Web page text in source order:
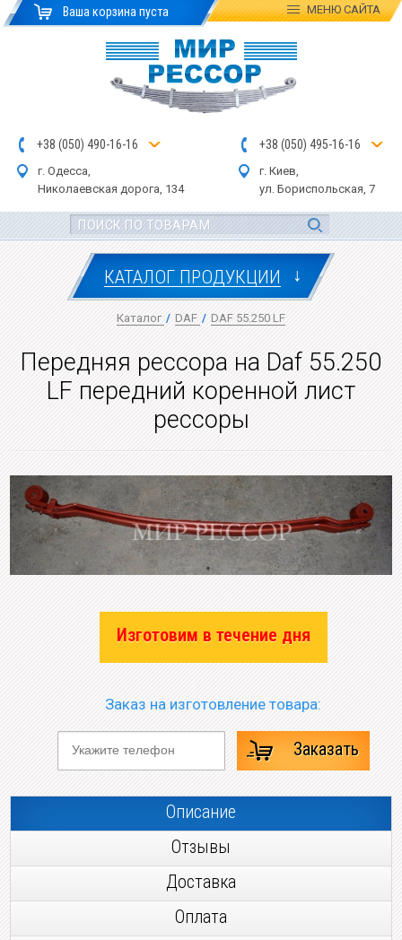
Ваша корзина пуста МЕНЮСАЙТА
+38 (050) 490-16-16
г. Одесса,
Николаевская дорога, 134
+38 (050) 495-16-16
г. Киев,
ул. Бориспольская, 7
КАТАЛОГ ПРОДУКЦИИ ↓
Каталог / DAF / DAF 55.250 LF
Передняя рессора на Daf 55.250
LF передний коренной лист
рессоры
Изготовим в течение дня
Заказ на изготовление товара:
Заказать
Описание
Отзывы
Доставка
Оплата